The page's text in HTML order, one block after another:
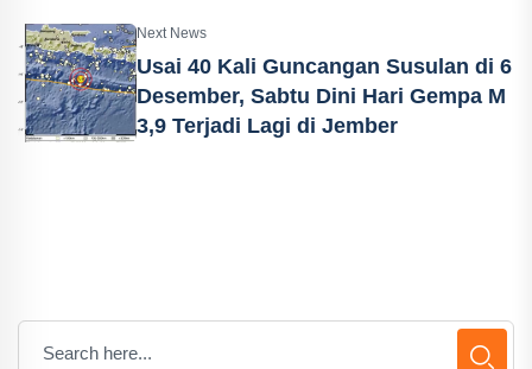
Next News
Usai 40 Kali Guncangan Susulan di 6
Desember, Sabtu Dini Hari Gempa M
3,9 Terjadi Lagi di Jember